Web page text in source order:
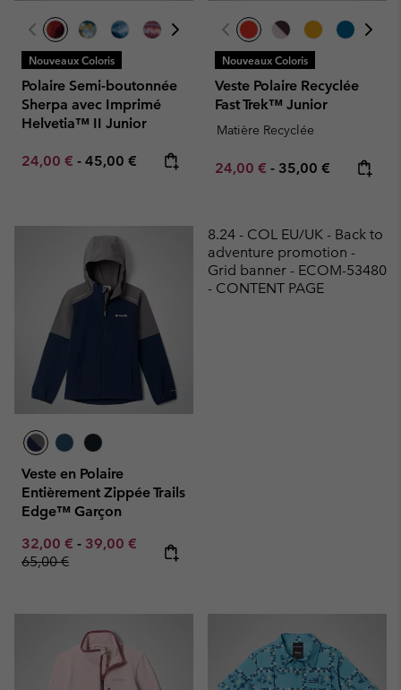
Nouveaux Coloris
Polaire Semi-boutonnée
Sherpa avec Imprimé
Helvetia™ II Junior
Minimum sale price:
24,00 € - Maximum price:
45,00 €
Nouveaux Coloris
Veste Polaire Recyclée
Fast Trek™ Junior
Matière Recyclée
Minimum sale price:
24,00 € - Maximum price:
35,00 €
Veste en Polaire
Entièrement Zippée Trails
Edge™ Garçon
Minimum sale price:
32,00 € - Maximum sale price:
39,00 € Regular price:
65,00 €
8.24 - COL EU/UK - Back to
adventure promotion -
Grid banner - ECOM-53480
- CONTENT PAGE